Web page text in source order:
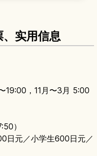
实用信息
19:00，11月〜3月 5:00
）
日元／小学生600日元／